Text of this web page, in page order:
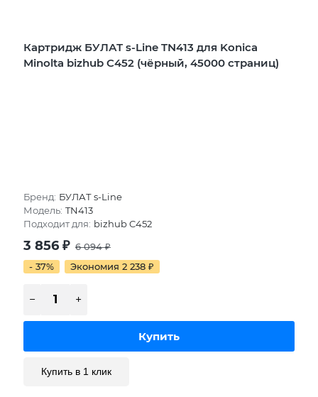
Картридж БУЛАТ s-Line TN413 для Konica
Minolta bizhub C452 (чёрный, 45000 страниц)
Бренд: БУЛАТ s-Line
Модель: TN413
Подходит для: bizhub C452
3 856 ₽ 6 094₽
- 37%
Экономия 2 238 ₽
Купить в 1 клик